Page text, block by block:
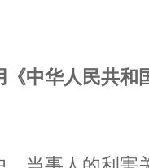
中华人民共和